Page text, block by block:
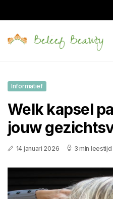
Informatief
Welk kapsel
jouw
14 januari 2026 3 min leestijd